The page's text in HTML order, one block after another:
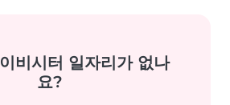
비시터 일자리가 없나
요?